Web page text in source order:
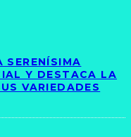
Y DESTACA LA
VARIEDADES